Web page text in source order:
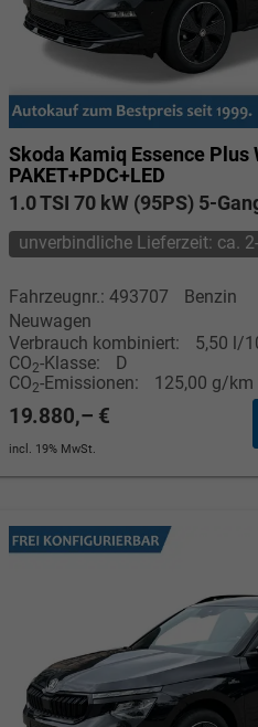
Skoda Kamiq Essence Plus
PAKET+PDC+LED
1.0 TSI 70 kW (95PS) 5-
unverbindliche Lieferzeit: ca.
Fahrzeugnr.: 493707
Benzin
Neuwagen
Verbrauch kombiniert:
5,50 l/
CO2-Klasse:
D
CO2-Emissionen: 125,00 g/km
19.880,– €
incl. 19% MwSt.